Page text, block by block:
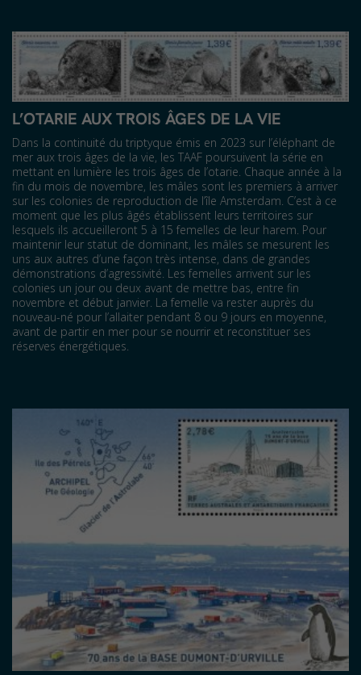
L’OTARIE AUX TROIS ÂGES DE LA VIE
Dans la continuité du triptyque émis en 2023 sur l’éléphant de
mer aux trois âges de la vie, les TAAF poursuivent la série en
mettant en lumière les trois âges de l’otarie. Chaque année à la
fin du mois de novembre, les mâles sont les premiers à arriver
sur les colonies de reproduction de l’île Amsterdam. C’est à ce
moment que les plus âgés établissent leurs territoires sur
lesquels ils accueilleront 5 à 15 femelles de leur harem. Pour
maintenir leur statut de dominant, les mâles se mesurent les
uns aux autres d’une façon très intense, dans de grandes
démonstrations d’agressivité. Les femelles arrivent sur les
colonies un jour ou deux avant de mettre bas, entre fin
novembre et début janvier. La femelle va rester auprès du
nouveau-né pour l’allaiter pendant 8 ou 9 jours en moyenne,
avant de partir en mer pour se nourrir et reconstituer ses
réserves énergétiques.